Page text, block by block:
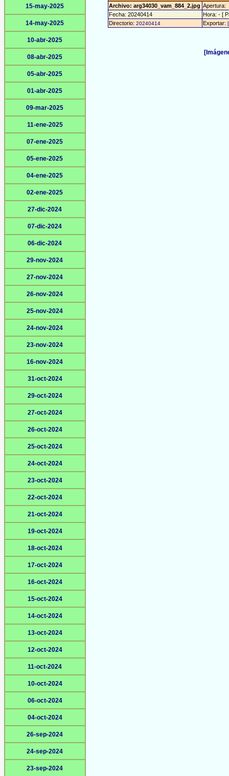
15-may-2025
14-may-2025
10-abr-2025
08-abr-2025
05-abr-2025
01-abr-2025
09-mar-2025
11-ene-2025
07-ene-2025
05-ene-2025
04-ene-2025
02-ene-2025
27-dic-2024
07-dic-2024
06-dic-2024
29-nov-2024
27-nov-2024
26-nov-2024
25-nov-2024
24-nov-2024
23-nov-2024
16-nov-2024
31-oct-2024
29-oct-2024
27-oct-2024
26-oct-2024
25-oct-2024
24-oct-2024
23-oct-2024
22-oct-2024
21-oct-2024
19-oct-2024
18-oct-2024
17-oct-2024
16-oct-2024
15-oct-2024
14-oct-2024
13-oct-2024
12-oct-2024
11-oct-2024
10-oct-2024
06-oct-2024
04-oct-2024
26-sep-2024
24-sep-2024
23-sep-2024
Archivo: arg34030_vam_884_2.jpg Apertura:
Fecha: 20240414
Hora: - [
Directorio:20240414 Exportar: